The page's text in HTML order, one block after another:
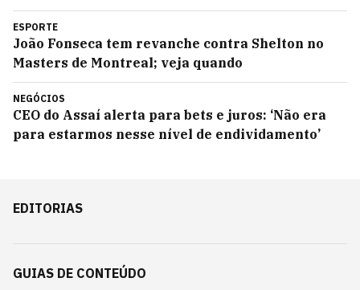
ESPORTE
João Fonseca tem revanche contra Shelton no
Masters de Montreal; veja quando
NEGÓCIOS
CEO do Assaí alerta para bets e juros: ‘Não era
para estarmos nesse nível de endividamento’
EDITORIAS
GUIAS DE CONTEÚDO